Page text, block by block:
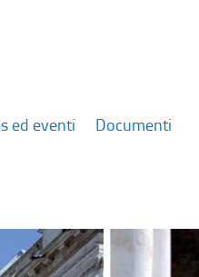
ed eventi Documenti